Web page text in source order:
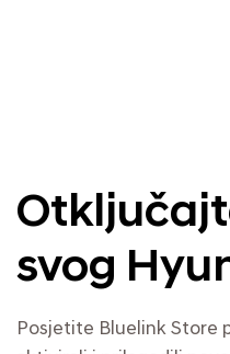
svog
Posjetite Bluelink Store